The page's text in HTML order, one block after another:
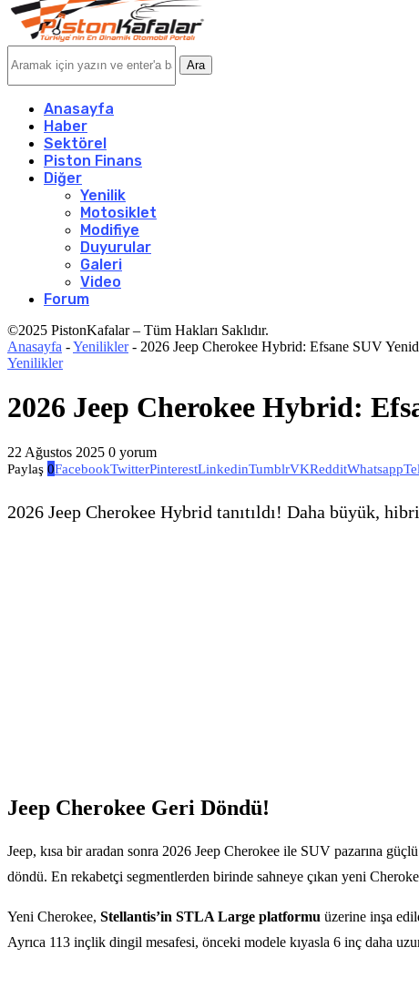
Ara
Anasayfa
Haber
Sektörel
Piston Finans
Diğer
Yenilik
Motosiklet
Modifiye
Duyurular
Galeri
Video
Forum
©2025 PistonKafalar – Tüm Hakları Saklıdır.
Anasayfa -Yenilikler- 2026 Jeep Cherokee Hybrid: Efsane SUV
Yenilikler
2026 Jeep Cherokee Hybrid:
22 Ağustos 2025 0 yorum
Paylaş 0FacebookTwitterPinterestLinkedinTumblrVKRedditWhatsapp
2026 Jeep Cherokee Hybrid tanıtıldı! Daha büyük,
Jeep Cherokee Geri Döndü!
Jeep, kısa bir aradan sonra 2026 Jeep Cherokee ile SUV pazarına
döndü. En rekabetçi segmentlerden birinde sahneye çıkan yeni
Yeni Cherokee, Stellantis’in STLA Large platformu üzerine inşa
Ayrıca 113 inçlik dingil mesafesi, önceki modele kıyasla 6 inç daha